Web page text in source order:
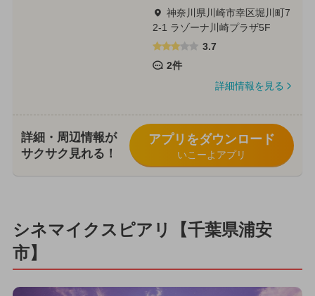
神奈川県川崎市幸区堀川町7
2-1 ラゾーナ川崎プラザ5F
3.7
2件
詳細情報を見る
詳細・周辺情報が
サクサク見れる！
アプリをダウンロード
いこーよアプリ
シネマイクスピアリ【千葉県浦安
市】